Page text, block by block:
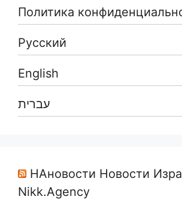
Политика
Русский
English
עברית
НАновости Новости
Nikk.Agency